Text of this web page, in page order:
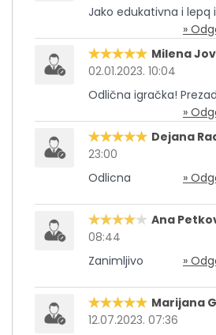
Jako edukativna i lepq
»
Milena
02.01.2023. 10:04
Odlična igračka!
»
Dejana
23:00
Odlicna
»
Ana
08:44
Zanimljivo
»
Marijana
12.07.2023. 07:36